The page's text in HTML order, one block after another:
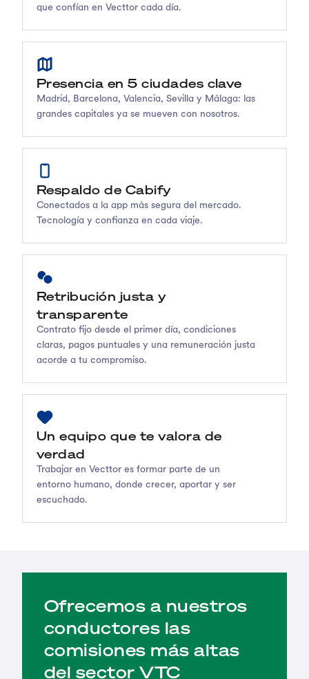
que confían en Vecttor cada día.
Presencia en 5 ciudades clave
Madrid, Barcelona, Valencia, Sevilla y Málaga: las
grandes capitales ya se mueven con nosotros.
Respaldo de Cabify
Conectados a la app más segura del mercado.
Tecnología y confianza en cada viaje.
Retribución justa y
transparente
Contrato fijo desde el primer día, condiciones
claras, pagos puntuales y una remuneración justa
acorde a tu compromiso.
Un equipo que te valora de
verdad
Trabajar en Vecttor es formar parte de un
entorno humano, donde crecer, aportar y ser
escuchado.
Ofrecemos a nuestros
conductores las
comisiones más altas
del sector VTC